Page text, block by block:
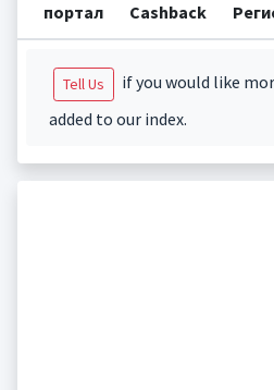
портал Cashback
Tell Us
if you would like
added to our index.